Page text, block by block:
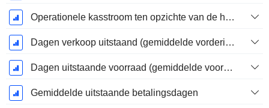
Operationele kasstroom ten opzichte van de huidige verplichtingen
Dagen verkoop uitstaand (gemiddelde vorderingen)
Dagen uitstaande voorraad (gemiddelde voorraad)
Gemiddelde uitstaande betalingsdagen